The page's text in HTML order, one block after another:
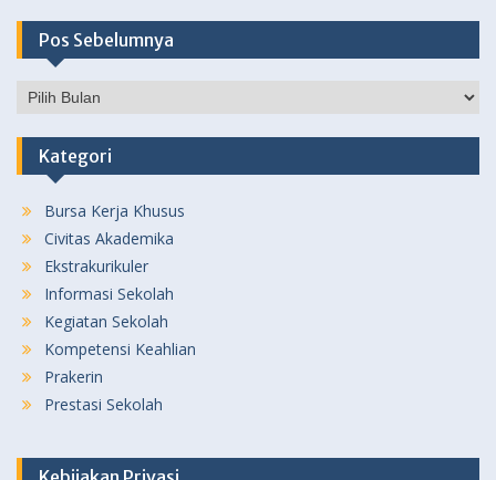
Pos Sebelumnya
Pos
Kategori
Bursa Kerja Khusus
Civitas Akademika
Ekstrakurikuler
Informasi Sekolah
Kegiatan Sekolah
Kompetensi Keahlian
Prakerin
Prestasi Sekolah